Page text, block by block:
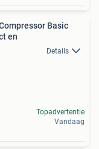
Basic
en
Details
Topadvertentie
Vandaag